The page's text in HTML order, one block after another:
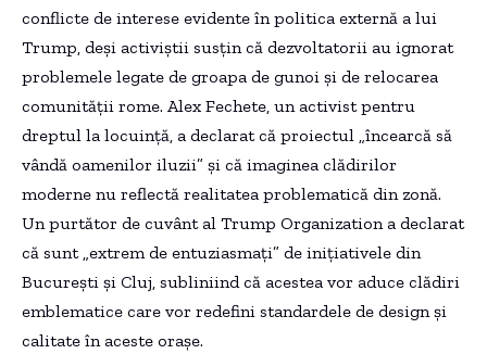
conflicte de interese evidente în politica externă a lui
Trump, deși activiștii susțin că dezvoltatorii au ignorat
problemele legate de groapa de gunoi și de relocarea
comunității rome. Alex Fechete, un activist pentru
dreptul la locuință, a declarat că proiectul „încearcă să
vândă oamenilor iluzii” și că imaginea clădirilor
moderne nu reflectă realitatea problematică din zonă.
Un purtător de cuvânt al Trump Organization a declarat
că sunt „extrem de entuziasmați” de inițiativele din
București și Cluj, subliniind că acestea vor aduce clădiri
emblematice care vor redefini standardele de design și
calitate în aceste orașe.